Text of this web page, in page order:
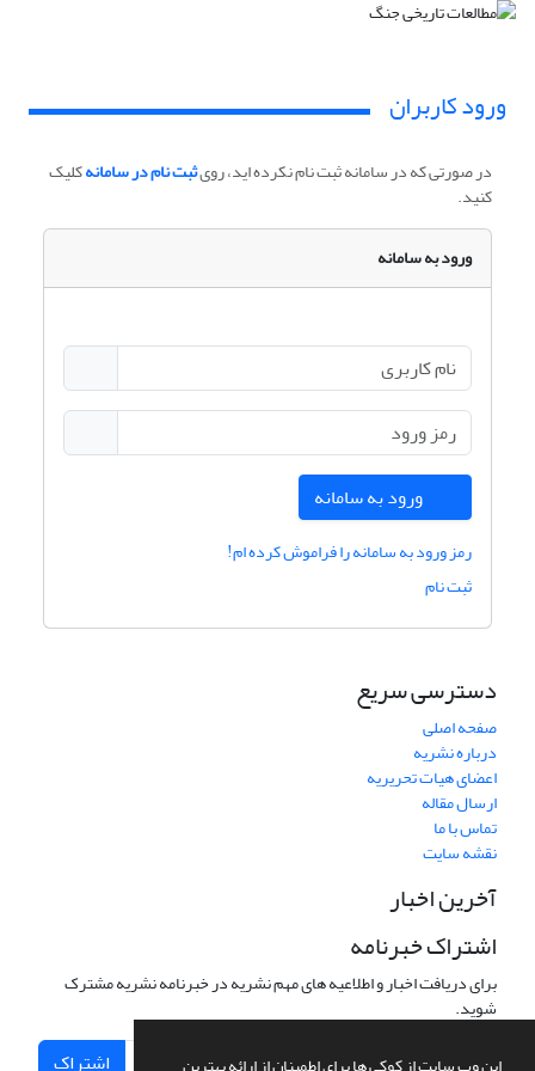
ورود کاربران
در صورتی که در سامانه ثبت نام نکرده اید، رویثبت نام در سامانهکلیک
کنید.
ورود به سامانه
ورود به سامانه
رمز ورود به سامانه را فراموش کرده ام!
ثبت نام
دسترسی سریع
صفحه اصلی
درباره نشریه
اعضای هیات تحریریه
ارسال مقاله
تماس با ما
نقشه سایت
آخرین اخبار
اشتراک خبرنامه
برای دریافت اخبار و اطلاعیه های مهم نشریه در خبرنامه نشریه مشترک
شوید.
اشتراک